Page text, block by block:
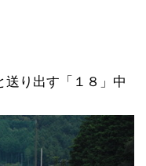
送り出す「１８」中